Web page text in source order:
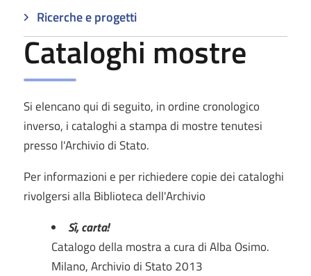
Ricerche e progetti
Cataloghi mostre
Si elencano qui di seguito, in ordine cronologico
inverso, i cataloghi a stampa di mostre tenutesi
presso l'Archivio di Stato.
Per informazioni e per richiedere copie dei cataloghi
rivolgersi alla Biblioteca dell'Archivio
Sì, carta!
Catalogo della mostra a cura di Alba Osimo.
Milano, Archivio di Stato 2013